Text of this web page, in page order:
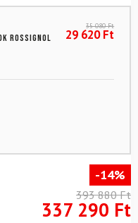
35 080Ft
29 620Ft
-14%
393 880 Ft
337 290 Ft